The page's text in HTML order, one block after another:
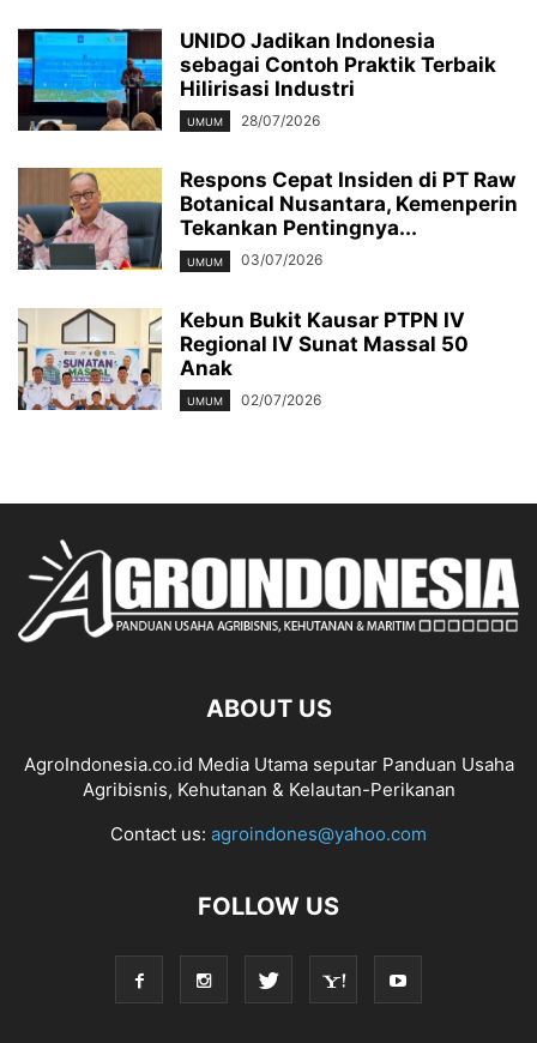
UNIDO Jadikan Indonesia
sebagai Contoh Praktik Terbaik
Hilirisasi Industri
UMUM 28/07/2026
Respons Cepat Insiden di PT Raw
Botanical Nusantara, Kemenperin
Tekankan Pentingnya...
UMUM 03/07/2026
Kebun Bukit Kausar PTPN IV
Regional IV Sunat Massal 50
Anak
UMUM 02/07/2026
ABOUT US
AgroIndonesia.co.id Media Utama seputar Panduan Usaha
Agribisnis, Kehutanan & Kelautan-Perikanan
Contact us: agroindones@yahoo.com
FOLLOW US